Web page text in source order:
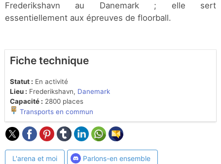
Frederikshavn au Danemark ; elle sert
essentiellement aux épreuves de floorball.
Fiche technique
Statut : En activité
Lieu : Frederikshavn, Danemark
Capacité : 2800 places
Transports en commun
L'arena et moi Parlons-en ensemble